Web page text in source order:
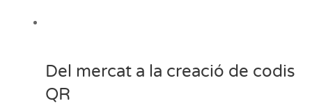
Del mercat a la creació de codis
QR